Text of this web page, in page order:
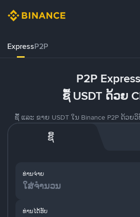
ExpressP2P
P2P Express
ຊື້ USDT ດ້ວຍ
ຊື້ ແລະ ຂາຍ USDT ໃນ Binance P2P ດ້ວຍ
ຊື້
ທ່ານຈ່າຍ
ທ່ານໄດ້ຮັບ